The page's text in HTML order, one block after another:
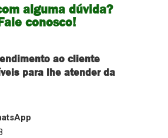
alguma dúvida?
conosco!
ao cliente
para lhe atender da